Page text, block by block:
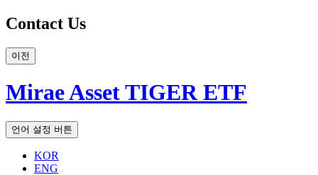
Contact Us
이전
Mirae Asset TIGER ETF
언어 설정 버튼
KOR
ENG